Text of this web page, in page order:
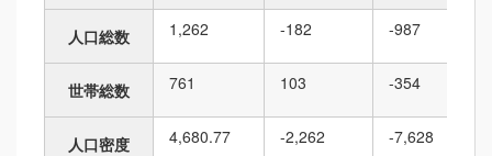
人口総数 1,262 -182 -987
世帯総数 761 103 -354
人口密度 4,680.77 -2,262 -7,628